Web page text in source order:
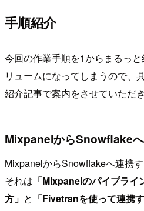
手順紹介
今回の作業手順を1からまるっ
リュームになってしまうので、
紹介記事で案内をさせていただき
MixpanelからSnowflake
MixpanelからSnowflakeへ連携
それは 「Mixpanelのパイプラ
方」 と 「Fivetranを使って連携